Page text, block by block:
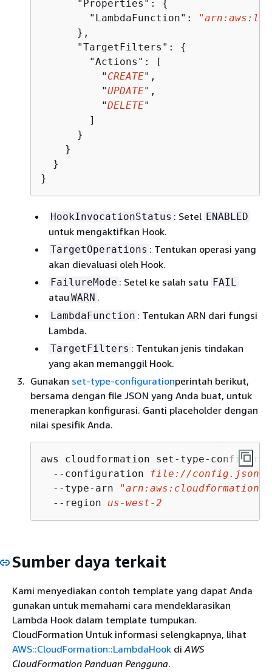
      "Properties":
{
        "LambdaFunction":
      },
      "TargetFilters":
{
        "Actions": [
          "
CREATE",
          "
UPDATE",
          "
DELETE"
        ]
      }
    }
  }
}
HookInvocationStatus : Setel ENABLED
untuk mengaktifkan Hook.
TargetOperations : Tentukan operasi yang
akan dievaluasi oleh Hook.
FailureMode : Setel ke salah satu FAIL
atau WARN .
LambdaFunction : Tentukan ARN dari fungsi
Lambda.
TargetFilters : Tentukan jenis tindakan
yang akan memanggil Hook.
Gunakan set-type-configurationperintah berikut,
bersama dengan file JSON yang Anda buat, untuk
menerapkan konfigurasi. Ganti placeholder dengan
nilai spesifik Anda.
aws cloudformation set-type-
  --configuration
file://config.json
  --type-arn
  --region
us-west-2
Sumber daya terkait
Kami menyediakan contoh template yang dapat Anda
gunakan untuk memahami cara mendeklarasikan
Lambda Hook dalam template tumpukan.
CloudFormation Untuk informasi selengkapnya, lihat
AWS::CloudFormation::LambdaHook di AWS
CloudFormation Panduan Pengguna.